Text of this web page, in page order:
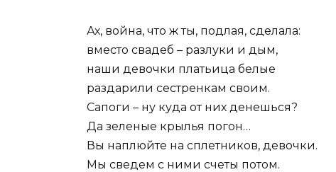
Ах, война, что ж ты, подлая, сделала:
вместо свадеб – разлуки и дым,
наши девочки платьица белые
раздарили сестренкам своим.
Сапоги – ну куда от них денешься?
Да зеленые крылья погон…
Вы наплюйте на сплетников, девочки.
Мы сведем с ними счеты потом.